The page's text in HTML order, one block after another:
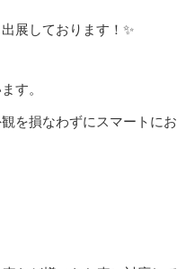
展しております！✨
す。
を損なわずにスマートにお